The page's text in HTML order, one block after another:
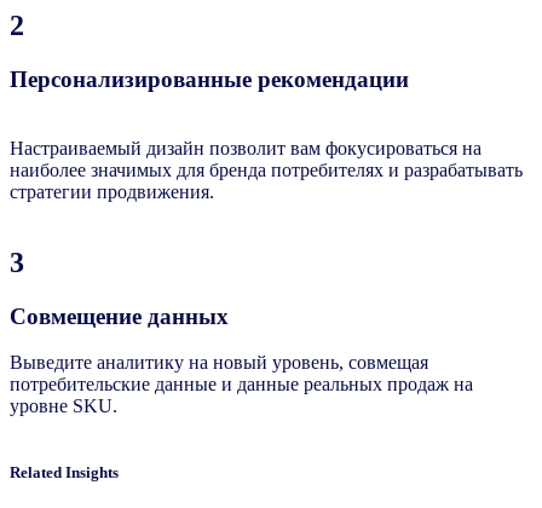
2
Персонализированные рекомендации
Настраиваемый дизайн позволит вам фокусироваться на
наиболее значимых для бренда потребителях и разрабатывать
стратегии продвижения.
3
Совмещение данных
Выведите аналитику на новый уровень, совмещая
потребительские данные и данные реальных продаж на
уровне SKU.
Related Insights